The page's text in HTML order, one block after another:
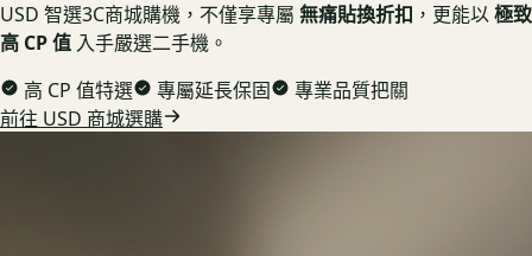
USD 智選3C商城購機，不僅享專屬 無痛貼換折扣 ，更能以極致
高 CP 值 入手嚴選二手機。
高 CP 值特選
專屬延長保固
專業品質把關
前往 USD 商城選購